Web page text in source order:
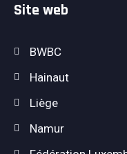
Site web
BWBC
Hainaut
Liège
Namur